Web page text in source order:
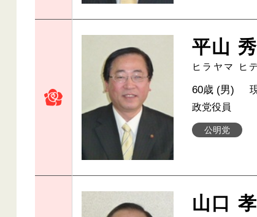
平山
ヒラヤマ ヒ
公明党
60歳 (男)
政党役員
山口